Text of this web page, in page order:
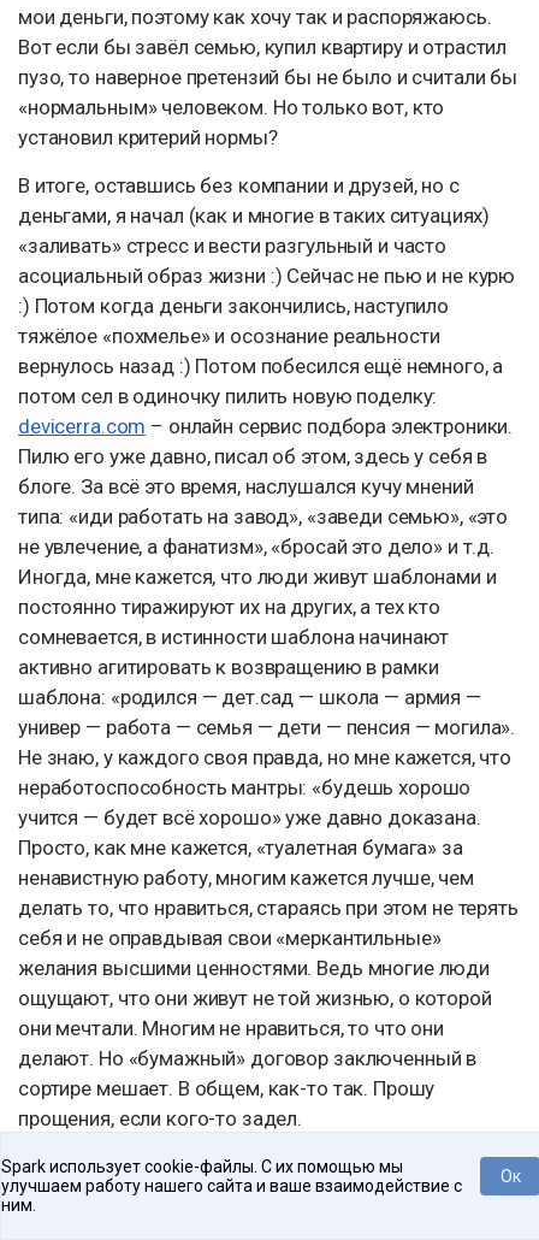
мои деньги, поэтому как хочу так и распоряжаюсь.
Вот если бы завёл семью, купил квартиру и отрастил
пузо, то наверное претензий бы не было и считали бы
«нормальным» человеком. Но только вот, кто
установил критерий нормы?
В итоге, оставшись без компании и друзей, но с
деньгами, я начал (как и многие в таких ситуациях)
«заливать» стресс и вести разгульный и часто
асоциальный образ жизни :) Сейчас не пью и не курю
:) Потом когда деньги закончились, наступило
тяжёлое «похмелье» и осознание реальности
вернулось назад :) Потом побесился ещё немного, а
потом сел в одиночку пилить новую поделку:
devicerra.com – онлайн сервис подбора электроники.
Пилю его уже давно, писал об этом, здесь у себя в
блоге. За всё это время, наслушался кучу мнений
типа: «иди работать на завод», «заведи семью», «это
не увлечение, а фанатизм», «бросай это дело» и т.д.
Иногда, мне кажется, что люди живут шаблонами и
постоянно тиражируют их на других, а тех кто
сомневается, в истинности шаблона начинают
активно агитировать к возвращению в рамки
шаблона: «родился — дет.сад — школа — армия —
универ — работа — семья — дети — пенсия — могила».
Не знаю, у каждого своя правда, но мне кажется, что
неработоспособность мантры: «будешь хорошо
учится — будет всё хорошо» уже давно доказана.
Просто, как мне кажется, «туалетная бумага» за
ненавистную работу, многим кажется лучше, чем
делать то, что нравиться, стараясь при этом не терять
себя и не оправдывая свои «меркантильные»
желания высшими ценностями. Ведь многие люди
ощущают, что они живут не той жизнью, о которой
они мечтали. Многим не нравиться, то что они
делают. Но «бумажный» договор заключенный в
сортире мешает. В общем, как-то так. Прошу
прощения, если кого-то задел.
Ладненько, уважаемые читатели, простите, что
статья получилась большой, но по-другому никак :)
Ок
Spark использует cookie-файлы. С их помощью мы
улучшаем работу нашего сайта и ваше взаимодействие с
ним.